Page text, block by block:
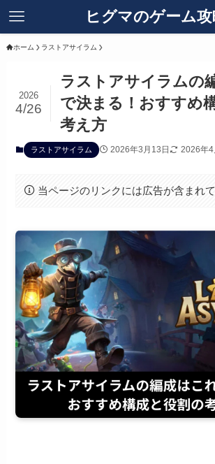
ヒグマのゲーム
ホーム ラストアサイラム
ラストアサイラムの
で決まる！おすすめ
考え方
2026
4/26
ラストアサイラム 2026年3月13日 2026年4
当ページのリンクには広告が含まれて